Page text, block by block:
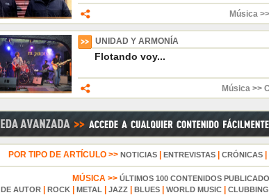
Música
UNIDAD Y ARMONÍA
Flotando voy...
Música >>
POR TIPO DE ARTÍCULO >> NOTICIAS| ENTREVISTAS| CRÓNICAS|
MÚSICA >> ÚLTIMOS 100 CONTENIDOS
DE AUTOR| ROCK| METAL| JAZZ| BLUES| WORLD MUSIC| CLUBBING